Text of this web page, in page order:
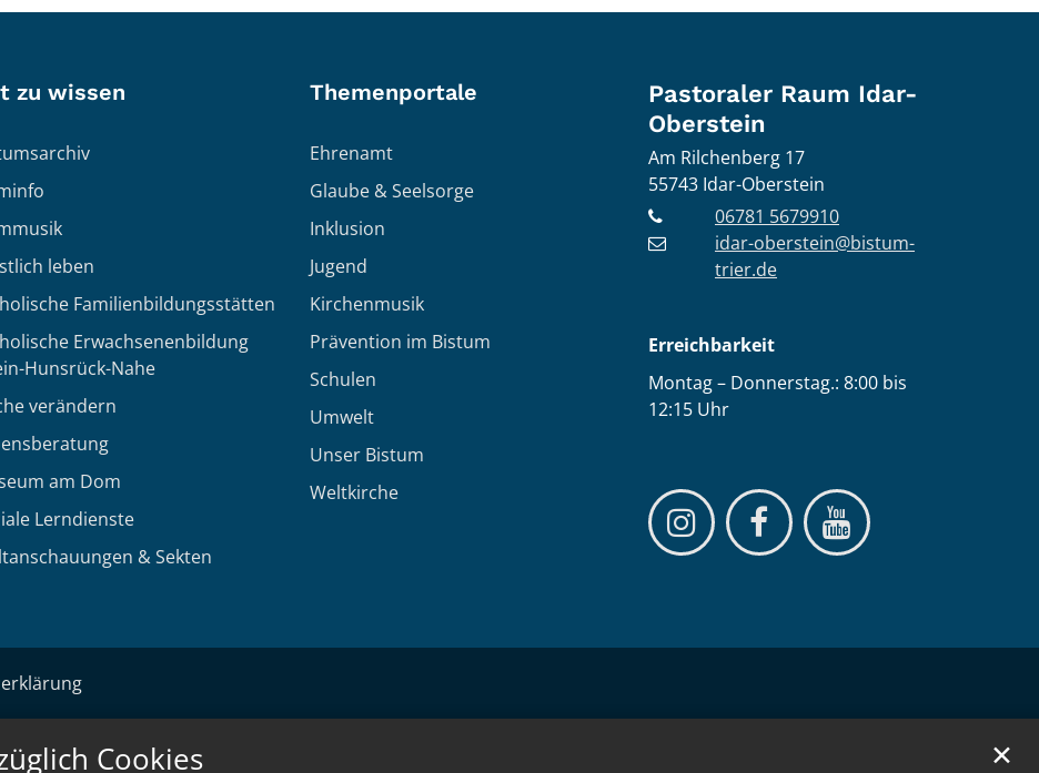
Cookies ✕
zu wissen
leben
Familienbildungsstätten
Erwachsenenbildung
Hunsrück-Nahe
verändern
am Dom
Lerndienste
& Sekten
Themenportale
Ehrenamt
Glaube & Seelsorge
Inklusion
Jugend
Kirchenmusik
Prävention im Bistum
Schulen
Umwelt
Unser Bistum
Weltkirche
Pastoraler Raum Idar-
Oberstein
Am Rilchenberg 17
55743 Idar-Oberstein
06781 5679910
idar-oberstein@bistum-
trier.de
Erreichbarkeit
Montag – Donnerstag.: 8:00 bis
12:15 Uhr